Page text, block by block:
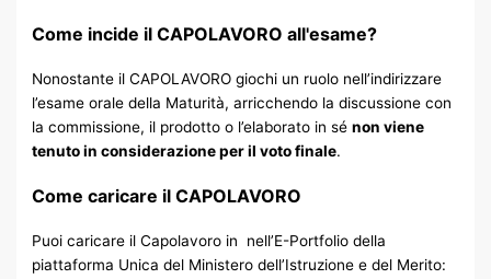
Come incide il CAPOLAVORO all'esame?
Nonostante il CAPOLAVORO giochi un ruolo nell’indirizzare
l’esame orale della Maturità, arricchendo la discussione con
la commissione, il prodotto o l’elaborato in sénon viene
tenuto in considerazione per il voto finale.
Come caricare il CAPOLAVORO
Puoi caricare il Capolavoro in nell’E-Portfolio della
piattaforma Unica del Ministero dell’Istruzione e del Merito: